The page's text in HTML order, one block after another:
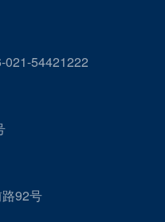
54421222
92号